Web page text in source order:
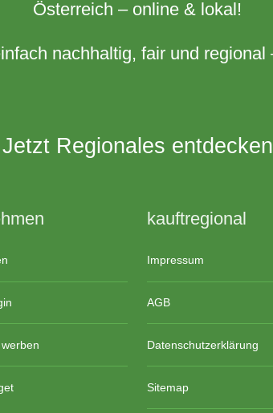
Österreich – online & lokal!
nachhaltig, fair und regional
Jetzt Regionales entdecken
kauftregional
Impressum
AGB
Datenschutzerklärung
Sitemap